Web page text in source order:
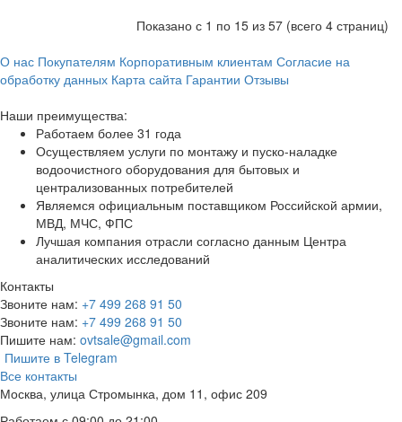
Показано с 1 по 15 из 57 (всего 4 страниц)
О нас Покупателям Корпоративным клиентам Согласие на
обработку данных Карта сайта Гарантии Отзывы
Наши преимущества:
Работаем более 31 года
Осуществляем услуги по монтажу и пуско-наладке
водоочистного оборудования для бытовых и
централизованных потребителей
Являемся официальным поставщиком Российской армии,
МВД, МЧС, ФПС
Лучшая компания отрасли согласно данным Центра
аналитических исследований
Контакты
Звоните нам: +7 499 268 91 50
Звоните нам: +7 499 268 91 50
Пишите нам: ovtsale@gmail.com
Пишите в Telegram
Все контакты
Москва, улица Стромынка, дом 11, офис 209